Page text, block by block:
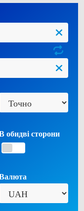
обидві сторони